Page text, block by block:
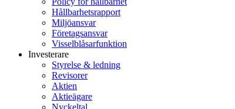
Hållbarhetsrapport
Miljöansvar
Företagsansvar
Visselblåsarfunktion
Investerare
Styrelse & ledning
Revisorer
Aktien
Aktieägare
Nyckeltal